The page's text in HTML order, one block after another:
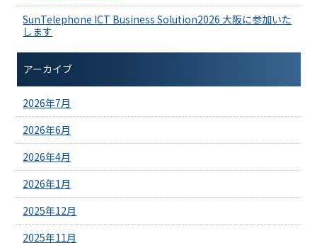
SunTelephone ICT Business Solution2026 大阪に参加いた
します
アーカイブ
2026年7月
2026年6月
2026年4月
2026年1月
2025年12月
2025年11月